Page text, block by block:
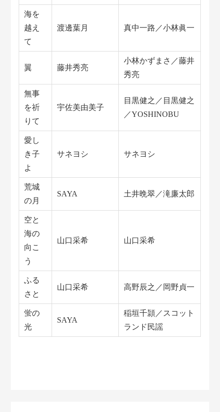
海を
越え
て
渡邊葉月 真中一路／小林眞一
翼 藤井秀亮
小林かずまさ／藤井
秀亮
無事
を祈
りて
宇佐美由美子
目黒健之／目黒健之
／YOSHINOBU
愛し
き子
よ
サネヨシ サネヨシ
荒城
の月
SAYA 土井晩翠／滝廉太郎
空と
海の
向こ
う
山口采希 山口采希
ふる
さと
山口采希 高野辰之／岡野貞一
蛍の
光
SAYA
稲垣千頴／スコット
ランド民謡